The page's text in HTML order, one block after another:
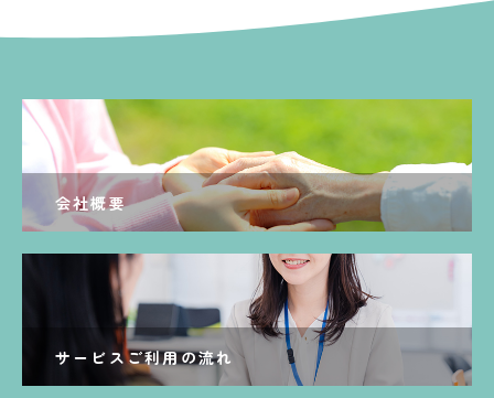
会社概要
サービスご利用の流れ